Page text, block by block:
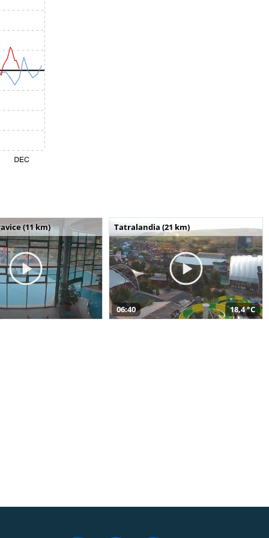
(11 km) Tatralandia (21 km)
06:40 18,4 °C